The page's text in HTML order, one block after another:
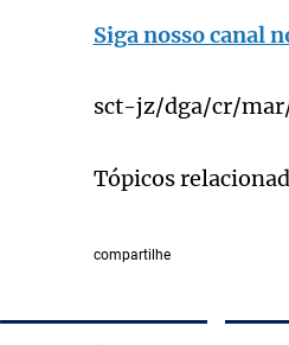
Siga nosso canal
sct-jz/dga/cr/
Tópicos
compartilhe